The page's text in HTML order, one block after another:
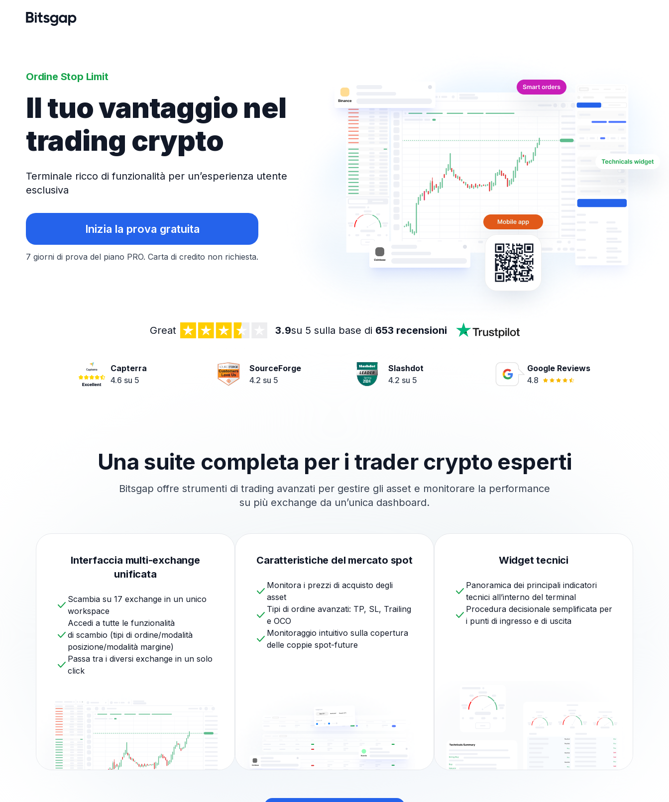
Ordine Stop Limit
Il tuo vantaggio nel
trading crypto
Terminale ricco di funzionalità per un’esperienza utente
esclusiva
Inizia la prova gratuita
7 giorni di prova del piano PRO. Carta di credito non richiesta.
Great 3.9su 5 sulla base di 653 recensioni
Capterra
4.6 su 5
SourceForge
4.2 su 5
Slashdot
4.2 su 5
Google Reviews
4.8
Una suite completa per i trader crypto esperti
Bitsgap offre strumenti di trading avanzati per gestire gli asset e monitorare la performance
su più exchange da un’unica dashboard.
Interfaccia multi-exchange
unificata
Scambia su 17 exchange in un unico
workspace
Accedi a tutte le funzionalità
di scambio (tipi di ordine/modalità
posizione/modalità margine)
Passa tra i diversi exchange in un solo
click
Caratteristiche del mercato spot
Monitora i prezzi di acquisto degli
asset
Tipi di ordine avanzati: TP, SL, Trailing
e OCO
Monitoraggio intuitivo sulla copertura
delle coppie spot-future
Widget tecnici
Panoramica dei principali indicatori
tecnici all’interno del terminal
Procedura decisionale semplificata per
i punti di ingresso e di uscita